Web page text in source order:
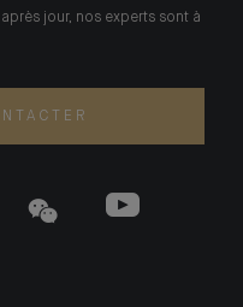
jour, nos experts sont à